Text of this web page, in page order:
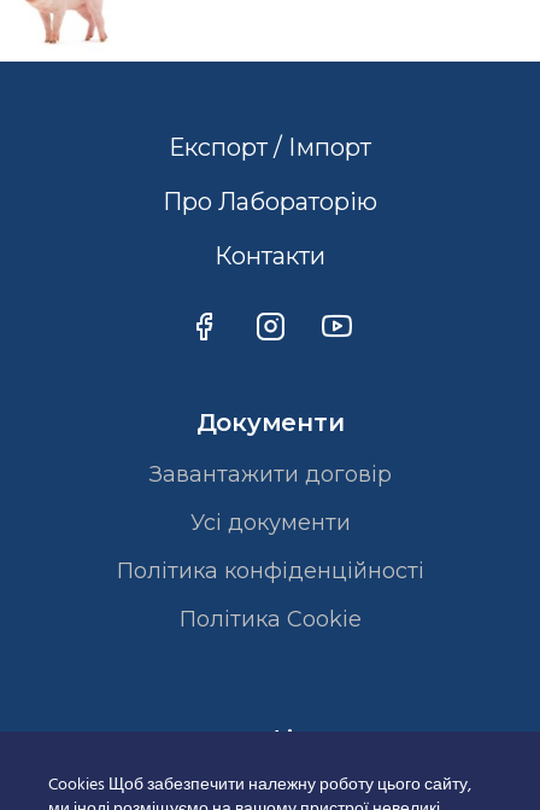
Експорт / Імпорт
Про Лабораторію
Контакти
Документи
Завантажити договір
Усі документи
Політика конфіденційності
Полiтика Cookie
Сертифікати
Cookies Щоб забезпечити належну роботу цього сайту,